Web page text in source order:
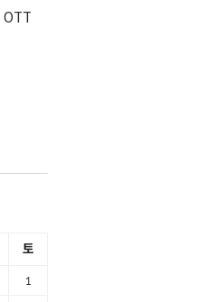
OTT
토
1